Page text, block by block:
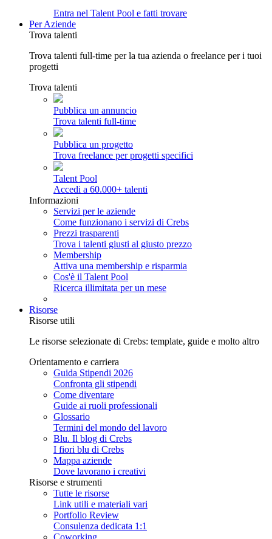
Entra nel Talent Pool e fatti trovare
Per Aziende
Trova talenti
Trova talenti full-time per la tua azienda o freelance per i tuoi
progetti
Trova talenti
Pubblica un annuncio
Trova talenti full-time
Pubblica un progetto
Trova freelance per progetti specifici
Talent Pool
Accedi a 60.000+ talenti
Informazioni
Servizi per le aziende
Come funzionano i servizi di Crebs
Prezzi trasparenti
Trova i talenti giusti al giusto prezzo
Membership
Attiva una membership e risparmia
Cos'è il Talent Pool
Ricerca illimitata per un mese
Risorse
Risorse utili
Le risorse selezionate di Crebs: template, guide e molto altro
Orientamento e carriera
Guida Stipendi 2026
Confronta gli stipendi
Come diventare
Guide ai ruoli professionali
Glossario
Termini del mondo del lavoro
Blu. Il blog di Crebs
I fiori blu di Crebs
Mappa aziende
Dove lavorano i creativi
Risorse e strumenti
Tutte le risorse
Link utili e materiali vari
Portfolio Review
Consulenza dedicata 1:1
Coworking